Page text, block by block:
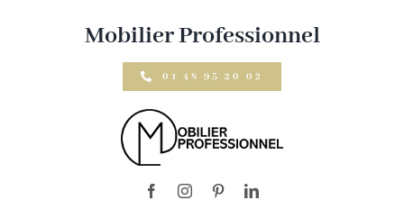
Mobilier Professionnel
01 48 95 20 02